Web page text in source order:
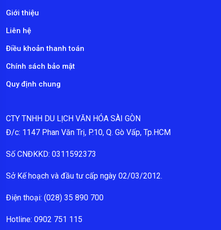
Giới thiệu
Liên hệ
Điều khoản thanh toán
Chính sách bảo mật
Quy định chung
CTY TNHH DU LỊCH VĂN HÓA SÀI GÒN
Đ/c: 1147 Phan Văn Trị, P.10, Q. Gò Vấp, Tp.HCM
Số CNĐKKD: 0311592373
Sở Kế hoạch và đầu tư cấp ngày 02/03/2012.
Điện thoại: (028) 35 890 700
Hotline: 0902 751 115